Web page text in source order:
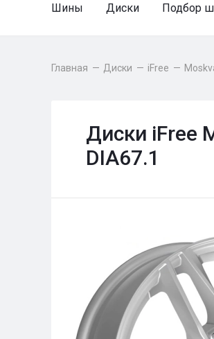
Шины Диски Подбор
Главная — Диски — iFree —
Диски iFree
DIA67.1